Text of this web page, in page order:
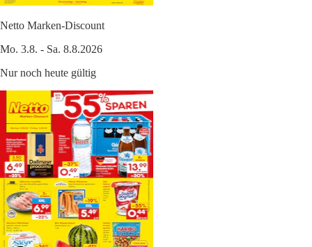
Netto Marken-Discount
Mo. 3.8. - Sa. 8.8.2026
Nur noch heute gültig